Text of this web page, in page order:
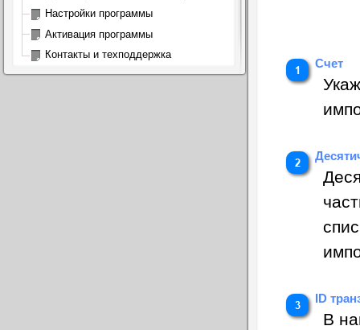
Настройки программы
Активация программы
Контакты и техподдержка
Счет
ID
В